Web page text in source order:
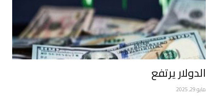
الدولار يرتفع
مايو 29, 2025